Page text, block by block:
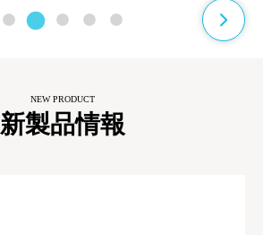
NEW PRODUCT
新製品情報